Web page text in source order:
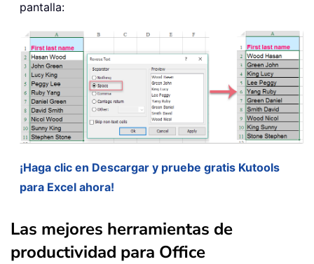
pantalla:
¡Haga clic en Descargar y pruebe gratis Kutools
para Excel ahora!
Las mejores herramientas de
productividad para Office